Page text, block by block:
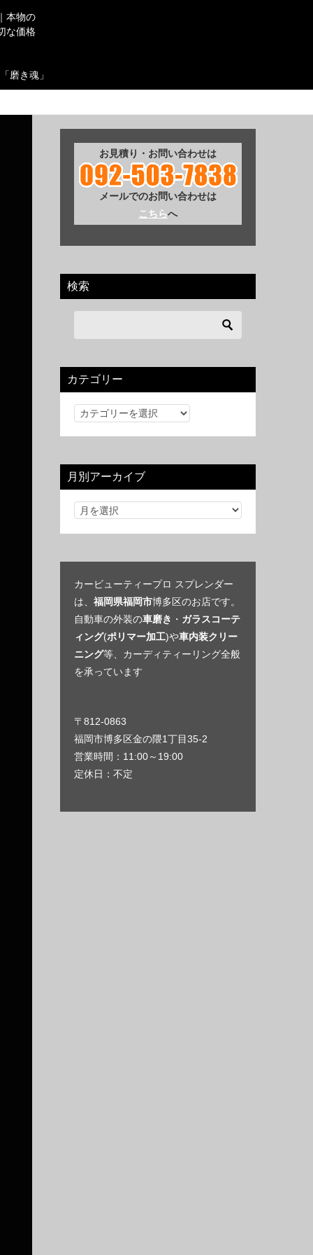
本物の
な価格
磨き魂」
お見積り・お問い合わせは
メールでのお問い合わせは
こちらへ
検索
カテゴリー
カ
リ
ー
月別アーカイブ
カービューティープロ スプレンダー
は、 福岡県福岡市博多区のお店です。
自動車の外装の車磨き ・ ガラスコーテ
ィング(ポリマー加工)や車内装クリー
ニング等、カーディティーリング全般
を承っています
〒812-0863
福岡市博多区金の隈1丁目35-2
営業時間：11:00～19:00
定休日：不定